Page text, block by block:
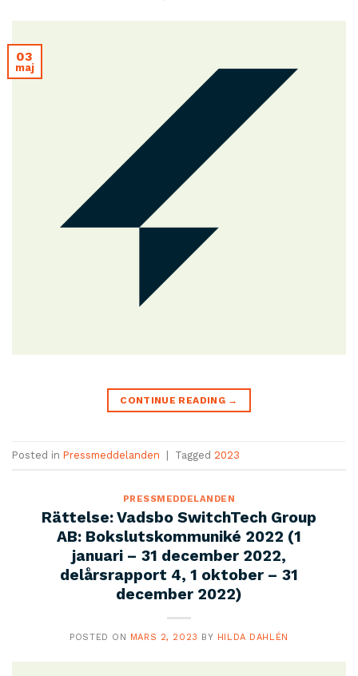
03
maj
CONTINUE READING →
Posted in Pressmeddelanden | Tagged 2023
PRESSMEDDELANDEN
Rättelse: Vadsbo SwitchTech Group
AB: Bokslutskommuniké 2022 (1
januari – 31 december 2022,
delårsrapport 4, 1 oktober – 31
december 2022)
POSTED ON MARS 2, 2023 BY HILDA DAHLÉN